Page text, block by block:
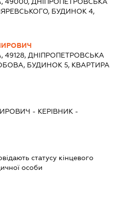
БУДИНОК 4,
49128, ДНІПРОПЕТРОВСЬКА
БУДИНОК 5, КВАРТИРА
- КЕРІВНИК -
статусу кінцевого
особи